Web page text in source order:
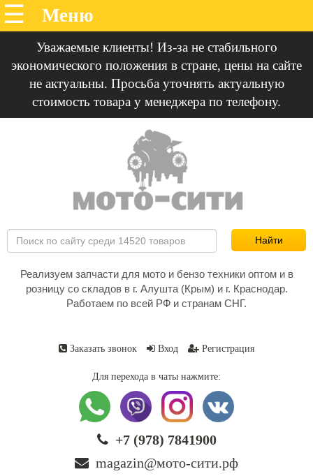
Уважаемые клиенты! Из-за не стабильного
экономического положения в стране, цены на сайте
не актуальны. Просьба уточнять актуальную
стоимость товара у менеджера по телефону.
Реализуем запчасти для мото и бензо техники оптом и в
розницу со складов в г. Алушта (Крым) и г. Краснодар.
Работаем по всей РФ и странам СНГ.
Заказать звонок Вход Регистрация
Для перехода в чаты нажмите:
+7 (978) 7841900
magazin@мото-сити.рф